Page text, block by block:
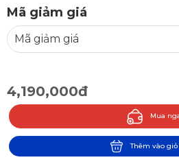
Mã giảm giá
4,190,000đ
Mua
Thêm vào